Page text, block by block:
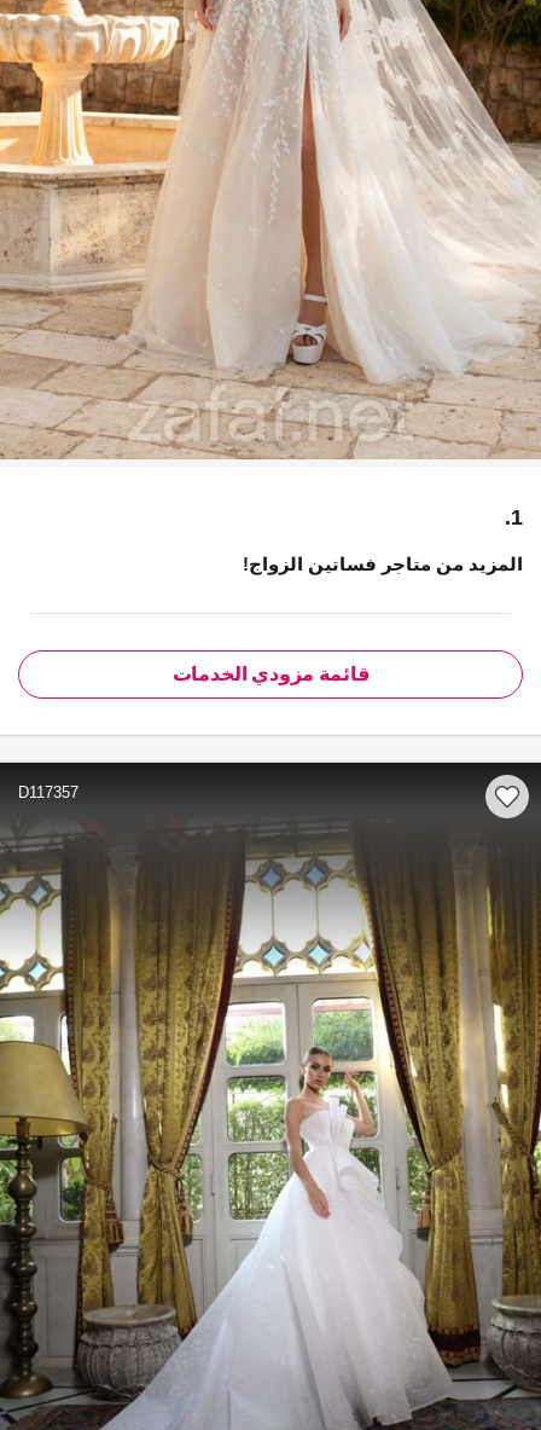
1.
المزيد من متاجر فساتين الزواج!
قائمة مزودي الخدمات
D117357